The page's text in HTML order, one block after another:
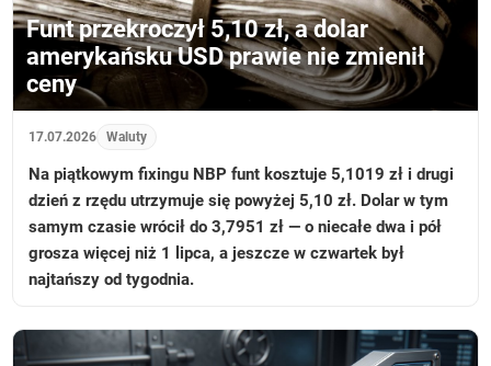
Funt przekroczył 5,10 zł, a dolar
amerykańsku USD prawie nie zmienił
ceny
17.07.2026 Waluty
Na piątkowym fixingu NBP funt kosztuje 5,1019 zł i drugi
dzień z rzędu utrzymuje się powyżej 5,10 zł. Dolar w tym
samym czasie wrócił do 3,7951 zł — o niecałe dwa i pół
grosza więcej niż 1 lipca, a jeszcze w czwartek był
najtańszy od tygodnia.